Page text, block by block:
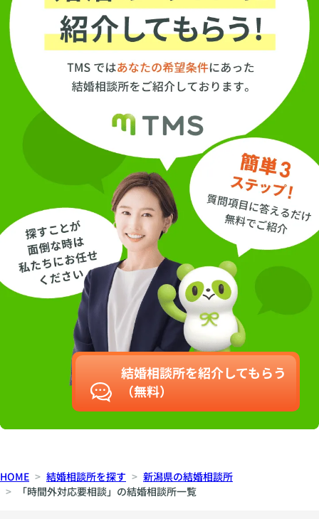
結婚相談所を紹介してもらう
（無料）
HOME 結婚相談所を探す
新潟県の結婚相談所
「時間外対応要相談」の結婚相談所一覧